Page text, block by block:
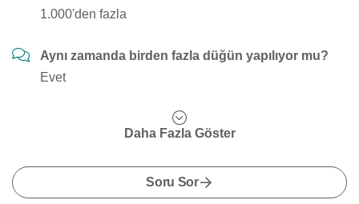
1.000'den fazla
Aynı zamanda birden fazla düğün yapılıyor mu?
Evet
Daha Fazla Göster
Soru Sor